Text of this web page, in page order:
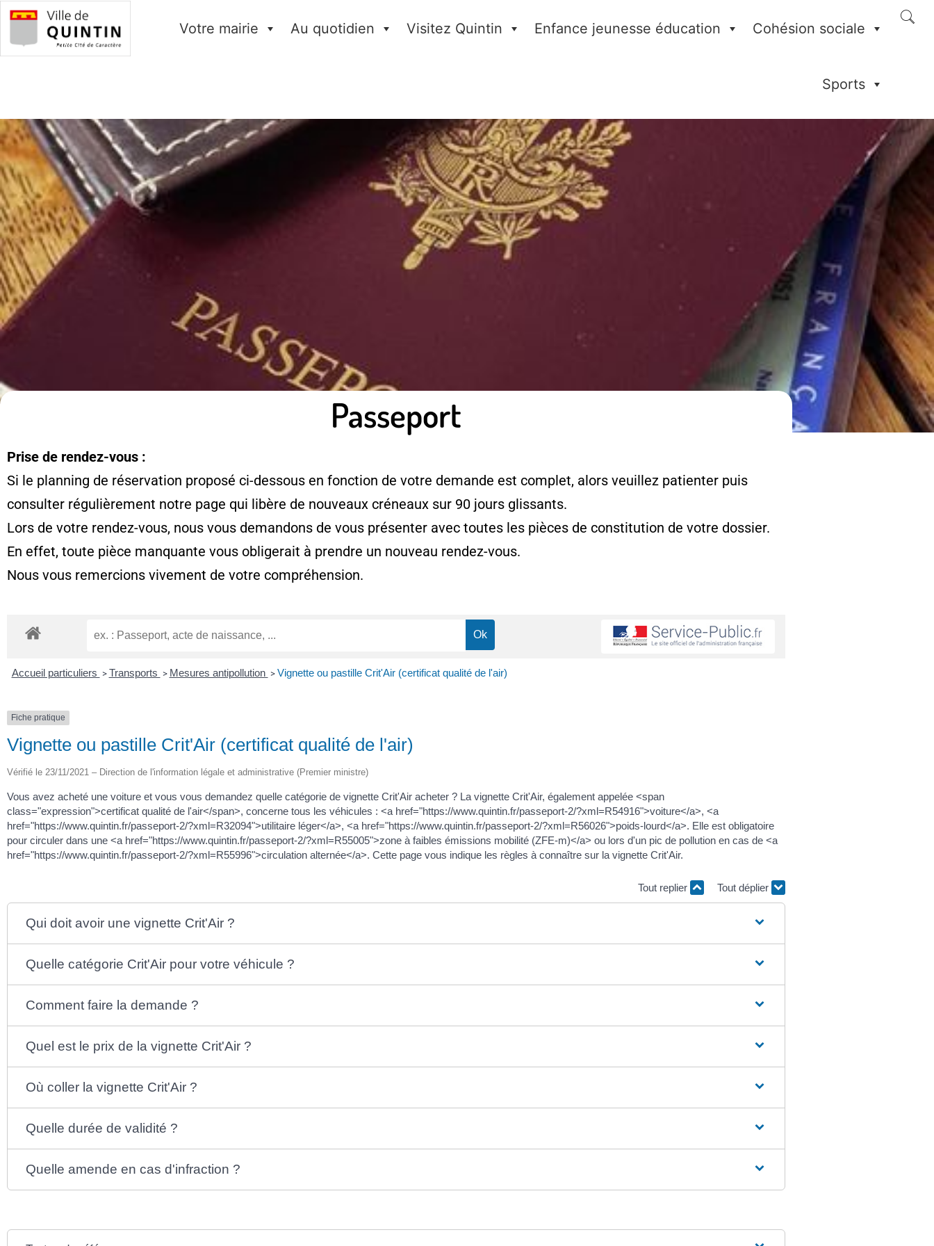
Votre mairie Au quotidien Visitez Quintin Enfance jeunesse éducation Cohésion sociale
Sports
Passeport
Prise de rendez-vous :
Si le planning de réservation proposé ci-dessous en fonction de votre demande est complet, alors veuillez patienter puis
consulter régulièrement notre page qui libère de nouveaux créneaux sur 90 jours glissants.
Lors de votre rendez-vous, nous vous demandons de vous présenter avec toutes les pièces de constitution de votre dossier.
En effet, toute pièce manquante vous obligerait à prendre un nouveau rendez-vous.
Nous vous remercions vivement de votre compréhension.
Accueil particuliers > Transports > Mesures antipollution > Vignette ou pastille Crit'Air (certificat qualité de l'air)
Fiche pratique
Vignette ou pastille Crit'Air (certificat qualité de l'air)
Vérifié le 23/11/2021 – Direction de l'information légale et administrative (Premier ministre)
Vous avez acheté une voiture et vous vous demandez quelle catégorie de vignette Crit'Air acheter ? La vignette Crit'Air, également appelée <span
class="expression">certificat qualité de l'air</span>, concerne tous les véhicules : <a href="https://www.quintin.fr/passeport-2/?xml=R54916">voiture</a>, <a
href="https://www.quintin.fr/passeport-2/?xml=R32094">utilitaire léger</a>, <a href="https://www.quintin.fr/passeport-2/?xml=R56026">poids-lourd</a>. Elle est obligatoire
pour circuler dans une <a href="https://www.quintin.fr/passeport-2/?xml=R55005">zone à faibles émissions mobilité (ZFE-m)</a> ou lors d'un pic de pollution en cas de <a
href="https://www.quintin.fr/passeport-2/?xml=R55996">circulation alternée</a>. Cette page vous indique les règles à connaître sur la vignette Crit'Air.
Tout replier Tout déplier
Qui doit avoir une vignette Crit'Air ?
Quelle catégorie Crit'Air pour votre véhicule ?
Comment faire la demande ?
Quel est le prix de la vignette Crit'Air ?
Où coller la vignette Crit'Air ?
Quelle durée de validité ?
Quelle amende en cas d'infraction ?